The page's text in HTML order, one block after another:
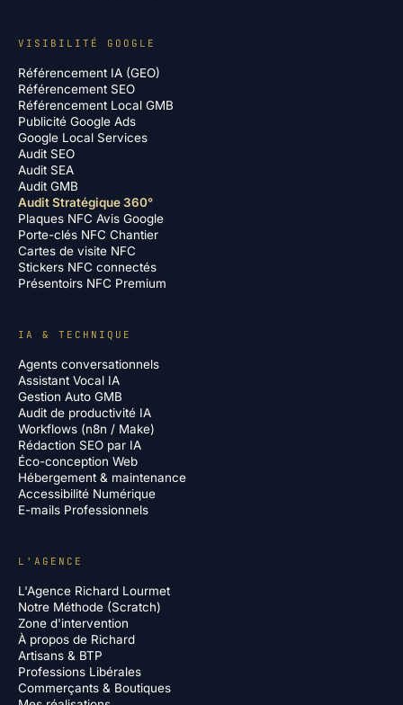
VISIBILITÉ GOOGLE
Référencement IA (GEO)
Référencement SEO
Référencement Local GMB
Publicité Google Ads
Google Local Services
Audit SEO
Audit SEA
Audit GMB
Audit Stratégique 360°
Plaques NFC Avis Google
Porte-clés NFC Chantier
Cartes de visite NFC
Stickers NFC connectés
Présentoirs NFC Premium
IA & TECHNIQUE
Agents conversationnels
Assistant Vocal IA
Gestion Auto GMB
Audit de productivité IA
Workflows (n8n / Make)
Rédaction SEO par IA
Éco-conception Web
Hébergement & maintenance
Accessibilité Numérique
E-mails Professionnels
L'AGENCE
L'Agence Richard Lourmet
Notre Méthode (Scratch)
Zone d'intervention
À propos de Richard
Artisans & BTP
Professions Libérales
Commerçants & Boutiques